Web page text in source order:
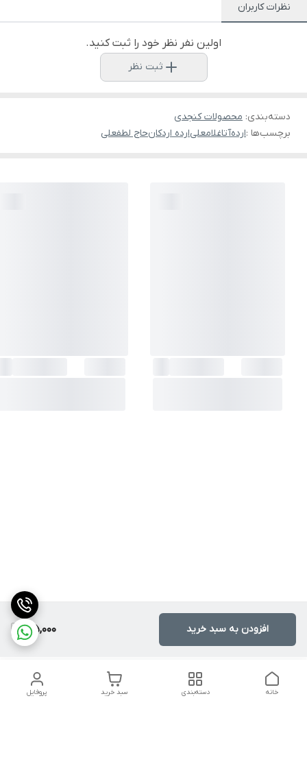
165,000 افزودن به سبد خرید
نظرات کاربران
اولین نفر نظر خود را ثبت کنید.
ثبت نظر
دسته‌بندی: محصولات کنجدی
برچسب‌ها :اردهآتاغلامعلیارده اردکانحاج لطفعلی
پروفایل سبد خرید دسته‌بندی خانه